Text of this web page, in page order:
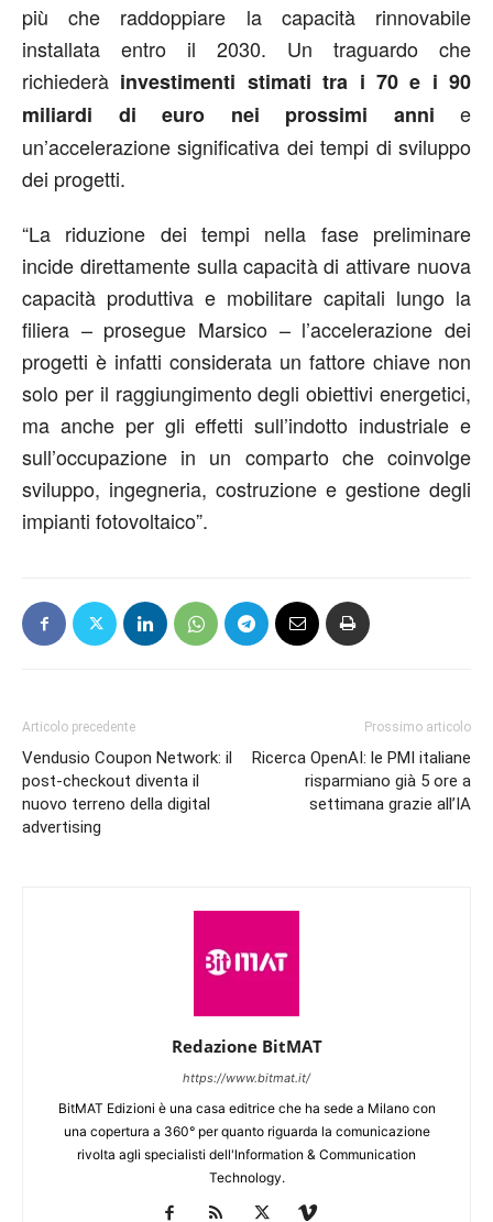
più che raddoppiare la capacità rinnovabile
installata entro il 2030. Un traguardo che
richiederà investimenti stimati tra i 70 e i 90
miliardi di euro nei prossimi anni e
un’accelerazione significativa dei tempi di sviluppo
dei progetti.
“La riduzione dei tempi nella fase preliminare
incide direttamente sulla capacità di attivare nuova
capacità produttiva e mobilitare capitali lungo la
filiera – prosegue Marsico – l’accelerazione dei
progetti è infatti considerata un fattore chiave non
solo per il raggiungimento degli obiettivi energetici,
ma anche per gli effetti sull’indotto industriale e
sull’occupazione in un comparto che coinvolge
sviluppo, ingegneria, costruzione e gestione degli
impianti fotovoltaico”.
Articolo precedente
Vendusio Coupon Network: il
post-checkout diventa il
nuovo terreno della digital
advertising
Prossimo articolo
Ricerca OpenAI: le PMI italiane
risparmiano già 5 ore a
settimana grazie all’IA
Redazione BitMAT
https://www.bitmat.it/
BitMAT Edizioni è una casa editrice che ha sede a Milano con
una copertura a 360° per quanto riguarda la comunicazione
rivolta agli specialisti dell'lnformation & Communication
Technology.